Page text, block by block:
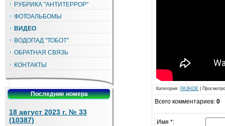
РУБРИКА "АНТИТЕРРОР"
ФОТОАЛЬБОМЫ
ВИДЕО
ВОДОПАД "ТОБОТ"
ОБРАТНАЯ СВЯЗЬ
КОНТАКТЫ
Последние номера
18 август 2023 г. № 33
(10387)
Категория: РАЗНОЕ
Всего комментариев: 0
Имя *: